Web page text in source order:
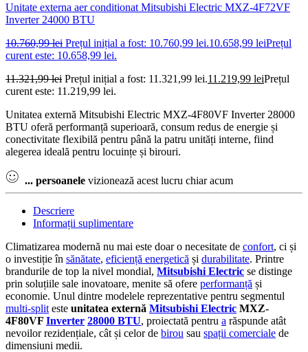
Unitate externa aer conditionat Mitsubishi Electric MXZ-4F72VF
Inverter 24000 BTU
10.760,99lei Prețul inițial a fost: 10.760,99 lei.10.658,99 leiPrețul
curent este: 10.658,99 lei.
11.321,99lei Prețul inițial a fost: 11.321,99 lei.11.219,99 leiPrețul
curent este: 11.219,99 lei.
Unitatea externă Mitsubishi Electric MXZ-4F80VF Inverter 28000
BTU oferă performanță superioară, consum redus de energie și
conectivitate flexibilă pentru până la patru unități interne, fiind
alegerea ideală pentru locuințe și birouri.
... persoanele vizionează acest lucru chiar acum
Descriere
Informații suplimentare
Climatizarea modernă nu mai este doar o necesitate de confort, ci și
o investiție în sănătate, eficiență energetică și durabilitate. Printre
brandurile de top la nivel mondial, Mitsubishi Electric se distinge
prin soluțiile sale inovatoare, menite să ofere performanță și
economie. Unul dintre modelele reprezentative pentru segmentul
multi-split este unitatea externă Mitsubishi Electric MXZ-
4F80VF Inverter 28000 BTU, proiectată pentru a răspunde atât
nevoilor rezidențiale, cât și celor de birou sau spații comerciale de
dimensiuni medii.